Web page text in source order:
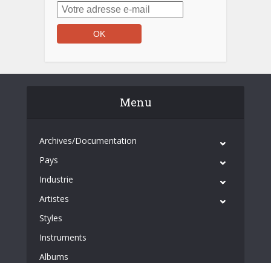
Menu
Archives/Documentation
Pays
Industrie
Artistes
Styles
Instruments
Albums